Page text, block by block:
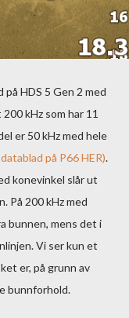
HDS 5 Gen 2 med
kHz som har 11
er 50 kHz med hele
på P66 HER).
konevinkel slår ut
På 200 kHz med
bunnen, mens det i
Vi ser kun et
er, på grunn av
bunnforhold.